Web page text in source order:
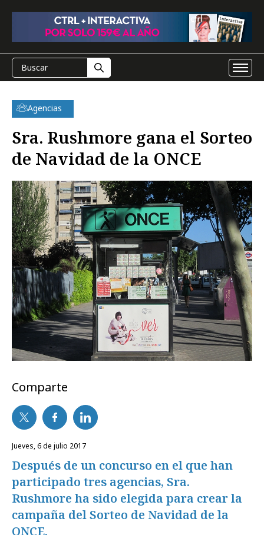
Agencias
Sra. Rushmore gana el Sorteo
de Navidad de la ONCE
Comparte
jueves, 6 de julio 2017
Después de un concurso en el que han
participado tres agencias, Sra.
Rushmore ha sido elegida para crear la
campaña del Sorteo de Navidad de la
ONCE.